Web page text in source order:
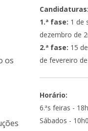
os
Candidaturas:
1.ª fase: 1 de
dezembro de
2.ª fase: 15
de fevereiro
Horário:
6.ªs feiras -
Sábados -